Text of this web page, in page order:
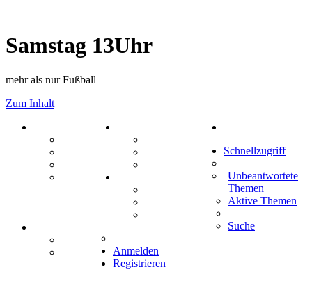
Samstag 13Uhr
mehr als nur Fußball
Zum Inhalt
Mastodon
Treffenübersicht
Zitatesammlung
Schiffe versenken
Tipprunde
Comunio
Schnellzugriff
Unbeantwortete
Themen
Aktive Themen
Suche
Anmelden
Registrieren